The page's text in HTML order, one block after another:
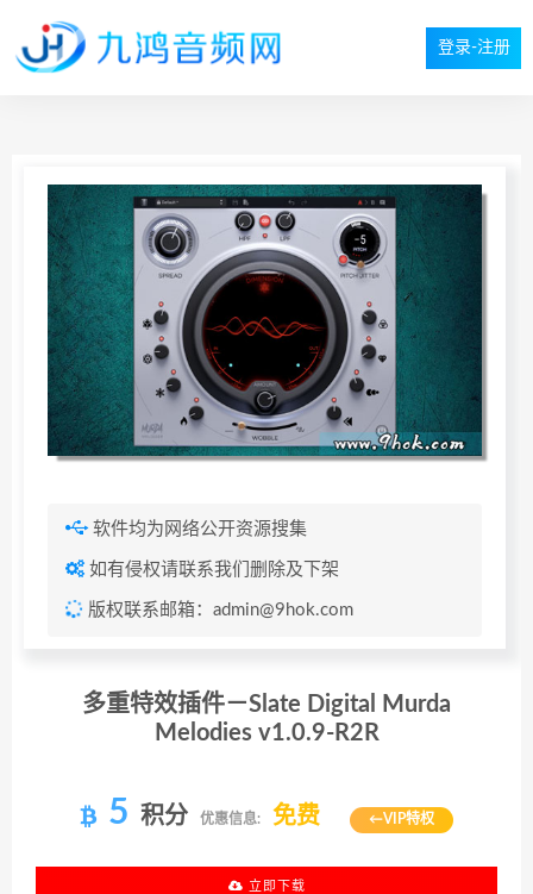
登录-注册
软件均为网络公开资源搜集
如有侵权请联系我们删除及下架
版权联系邮箱：admin@9hok.com
多重特效插件－Slate Digital Murda
Melodies v1.0.9-R2R
5 积分 优惠信息: 免费 ←VIP特权
立即下载